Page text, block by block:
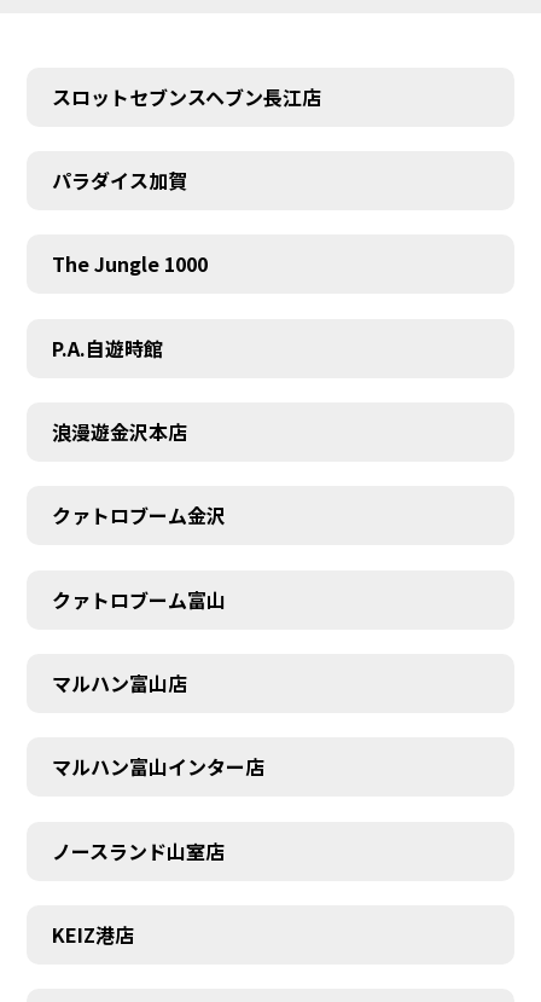
スロットセブンスヘブン長江店
パラダイス加賀
The Jungle 1000
P.A.自遊時館
浪漫遊金沢本店
クァトロブーム金沢
クァトロブーム富山
マルハン富山店
マルハン富山インター店
ノースランド山室店
KEIZ港店